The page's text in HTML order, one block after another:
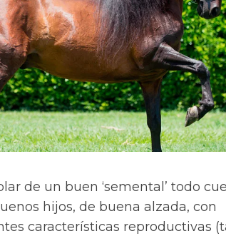
de un buen ‘semental’ todo
hijos, de buena alzada, con
características reproductivas